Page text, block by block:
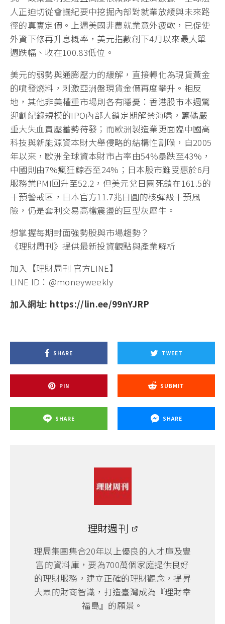
人正迫切從會議紀要中挖掘內部對就業放緩與未來路
徑的真實定價。上週美國非農就業意外疲軟，已促使
外資下修再升息概率，美元指數創下4月以來最大單
週跌幅、收在100.83低位。
美元的弱勢與通膨壓力的緩解，直接轉化為現貨黃金
的噴發燃料，刺激亞洲盤現貨金價再度攀升。相反
地，其他非美權重市場則各有隱憂：香港股市本週驚
迎創紀錄規模的IPO內部人鎖定期解禁海嘯，籌碼嚴
重大失血賣壓蓄勢待發；而歐洲製造業更面臨中國高
科技與新能源資本財大舉侵略的結構性割喉，自2005
年以來，歐洲全球資本財市占率由54%暴跌至43%，
中國則由7%瘋狂鯨吞至24%；日本股市雖受惠於6月
服務業PMI回升至52.2，但美元兌日圓死鎖在161.5的
干預警戒區，日本官方11.7兆日圓的核彈級干預風
險，仍是套利交易高檔震盪的巨型灰犀牛。
想掌握每期封面強勢股與市場趨勢？
《理財周刊》提供最新投資觀點與產業解析
加入【理財周刊 官方LINE】
LINE ID：@moneyweekly
加入網址: https://lin.ee/99nYJRP
SHARE TWEET
PIN SUBMIT
SHARE SHARE
理財週刊
理周集團集合20年以上優良的人才庫及豐
富的資料庫，要為700萬個家庭提供良好
的理財服務，建立正確的理財觀念，提昇
大眾的財商智識，打造臺灣成為『理財幸
福島』的願景。